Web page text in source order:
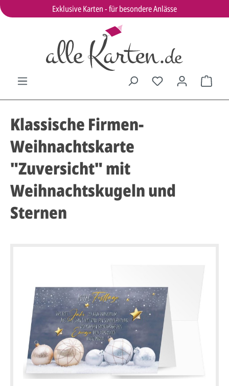
Exklusive Karten - für besondere Anlässe
Klassische Firmen-
Weihnachtskarte
"Zuversicht" mit
Weihnachtskugeln und
Sternen